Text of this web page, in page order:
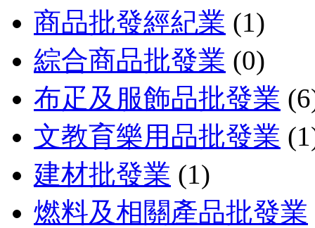
商品批發經紀業 (1)
綜合商品批發業 (0)
布疋及服飾品批發業
文教育樂用品批發業
建材批發業 (1)
燃料及相關產品批發業